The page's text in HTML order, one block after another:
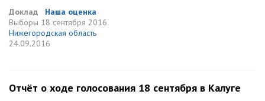
Доклад
Наша оценка
Выборы 18 сентября 2016
Нижегородская область
24.09.2016
Отчёт о ходе голосования 18 сентября в Калуге